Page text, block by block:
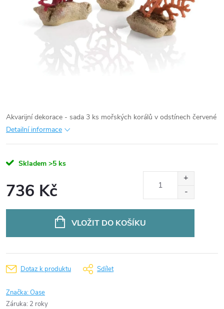
Akvarijní dekorace - sada 3 ks mořských korálů v odstínech červené
Detailní informace
Skladem >5 ks
736 Kč
VLOŽIT DO KOŠÍKU
Dotaz k produktu Sdílet
Značka:Oase
Záruka: 2 roky